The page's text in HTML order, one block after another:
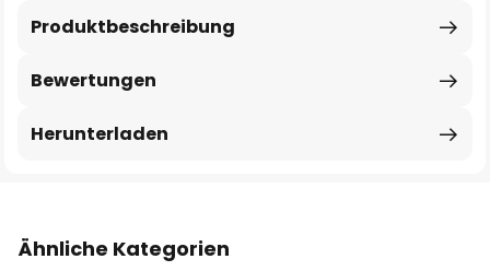
Produktbeschreibung
Bewertungen
Herunterladen
Ähnliche Kategorien